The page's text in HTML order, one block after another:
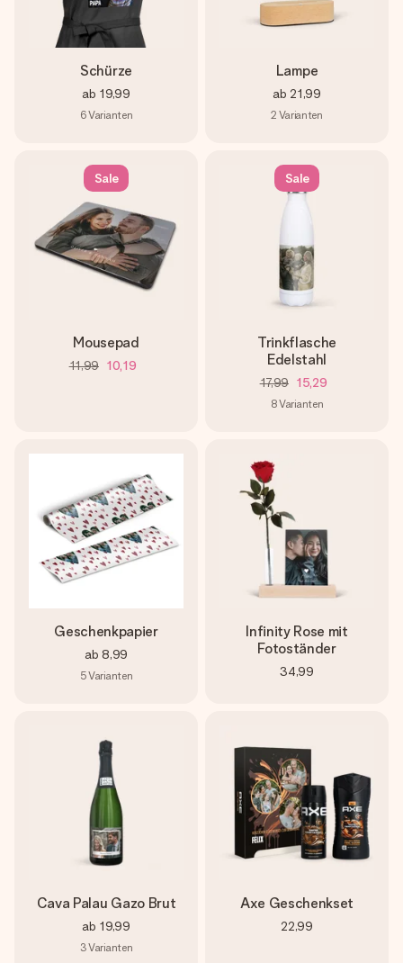
Schürze
ab 19,99
6Varianten
Lampe
ab 21,99
2 Varianten
Sale
Mousepad
11,99 10,19
Sale
Trinkflasche
Edelstahl
17,99 15,29
8Varianten
Geschenkpapier
ab 8,99
5Varianten
Infinity Rose mit
Fotoständer
34,99
Cava Palau Gazo Brut
ab 19,99
3Varianten
Axe Geschenkset
22,99